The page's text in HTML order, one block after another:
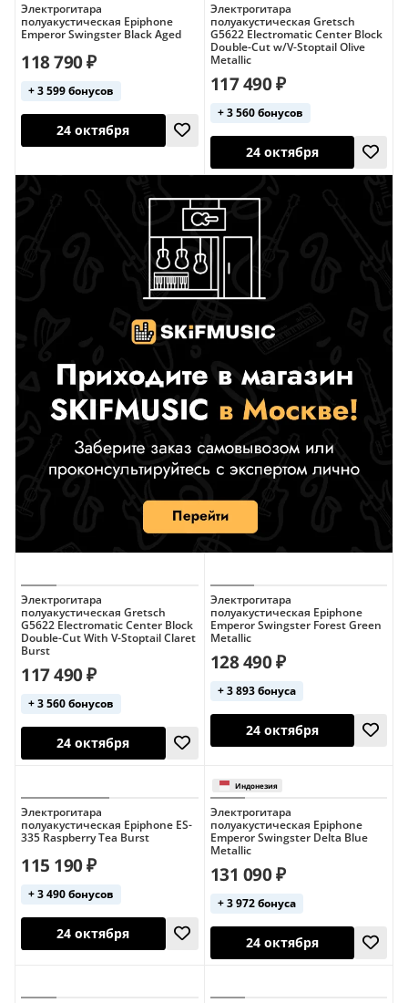
24 октября
24 октября
Электрогитара
полуакустическая Epiphone
Emperor Swingster Black Aged
118 790 ₽
+ 3 599 бонусов
Электрогитара
полуакустическая Gretsch
G5622 Electromatic Center Block
Double-Cut w/V-Stoptail Olive
Metallic
117 490 ₽
+ 3 560 бонусов
Электрогитара
полуакустическая Gretsch
G5622 Electromatic Center Block
Double-Cut With V-Stoptail Claret
Burst
117 490 ₽
+ 3 560 бонусов
24 октября
Электрогитара
полуакустическая Epiphone
Emperor Swingster Forest Green
Metallic
128 490 ₽
+ 3 893 бонуса
Электрогитара
полуакустическая Epiphone ES-
335 Raspberry Tea Burst
115 190 ₽
+ 3 490 бонусов
Электрогитара
полуакустическая Epiphone
Emperor Swingster Delta Blue
Metallic
131 090 ₽
+ 3 972 бонуса